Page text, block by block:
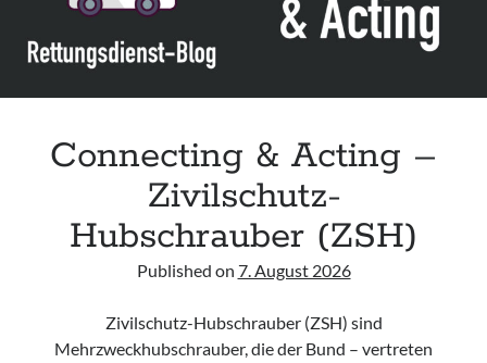
der
DG
Connecting & Acting –
Zivilschutz-
Hubschrauber (ZSH)
Published on 7. August 2026
Zivilschutz-Hubschrauber (ZSH) sind
Mehrzweckhubschrauber, die der Bund – vertreten